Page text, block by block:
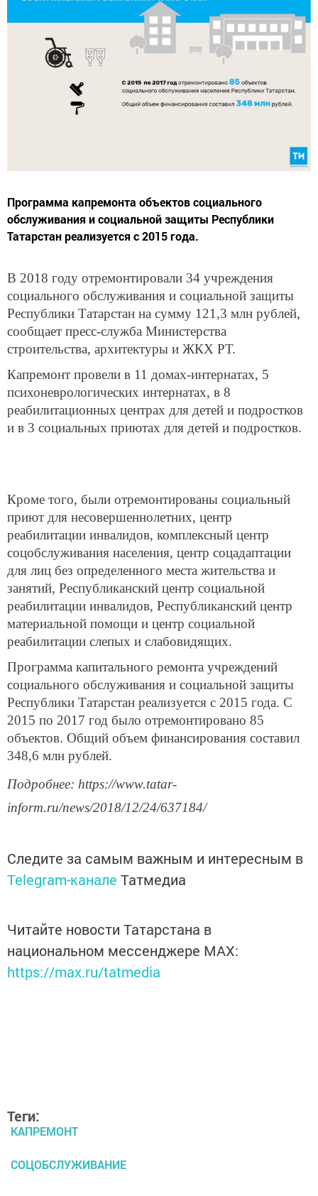
Программа капремонта объектов социального
обслуживания и социальной защиты Республики
Татарстан реализуется с 2015 года.
В 2018 году отремонтировали 34 учреждения
социального обслуживания и социальной защиты
Республики Татарстан на сумму 121,3 млн рублей,
сообщает пресс-служба Министерства
строительства, архитектуры и ЖКХ РТ.
Капремонт провели в 11 домах-интернатах, 5
психоневрологических интернатах, в 8
реабилитационных центрах для детей и подростков
и в 3 социальных приютах для детей и подростков.
Кроме того, были отремонтированы социальный
приют для несовершеннолетних, центр
реабилитации инвалидов, комплексный центр
соцобслуживания населения, центр соцадаптации
для лиц без определенного места жительства и
занятий, Республиканский центр социальной
реабилитации инвалидов, Республиканский центр
материальной помощи и центр социальной
реабилитации слепых и слабовидящих.
Программа капитального ремонта учреждений
социального обслуживания и социальной защиты
Республики Татарстан реализуется с 2015 года. С
2015 по 2017 год было отремонтировано 85
объектов. Общий объем финансирования составил
348,6 млн рублей.
Подробнее: https://www.tatar-
inform.ru/news/2018/12/24/637184/
Следите за самым важным и интересным в
Telegram-канале Татмедиа
Читайте новости Татарстана в
национальном мессенджере MАХ:
https://max.ru/tatmedia
Теги:
КАПРЕМОНТ
СОЦОБСЛУЖИВАНИЕ